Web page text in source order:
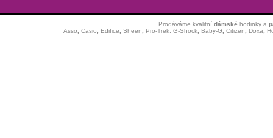
Prodáváme kvalitní dámské hodinkya
Asso
Casio Edifice Sheen Pro-Trek, G-Shock, Baby-G Citizen Doxa